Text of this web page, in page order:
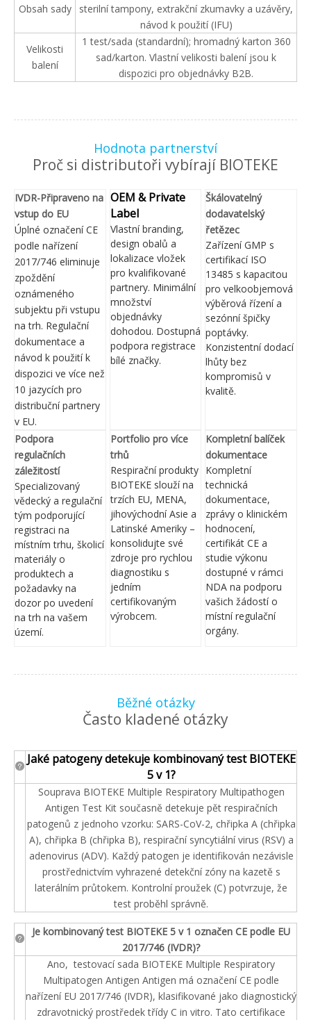
Obsah sady
sterilní tampony, extrakční zkumavky a uzávěry,
návod k použití (IFU)
Velikosti
balení
1 test/sada (standardní); hromadný karton 360
sad/karton. Vlastní velikosti balení jsou k
dispozici pro objednávky B2B.
Hodnota partnerství
Proč si distributoři vybírají BIOTEKE
IVDR-Připraveno na
vstup do EU
Úplné označení CE
podle nařízení
2017/746 eliminuje
zpoždění
oznámeného
subjektu při vstupu
na trh. Regulační
dokumentace a
návod k použití k
dispozici ve více než
10 jazycích pro
distribuční partnery
v EU.
OEM & Private
Label
Vlastní branding,
design obalů a
lokalizace vložek
pro kvalifikované
partnery. Minimální
množství
objednávky
dohodou. Dostupná
podpora registrace
bílé značky.
Škálovatelný
dodavatelský
řetězec
Zařízení GMP s
certifikací ISO
13485 s kapacitou
pro velkoobjemová
výběrová řízení a
sezónní špičky
poptávky.
Konzistentní dodací
lhůty bez
kompromisů v
kvalitě.
Podpora
regulačních
záležitostí
Specializovaný
vědecký a regulační
tým podporující
registraci na
místním trhu, školicí
materiály o
produktech a
požadavky na
dozor po uvedení
na trh na vašem
území.
Portfolio pro více
trhů
Respirační produkty
BIOTEKE slouží na
trzích EU, MENA,
jihovýchodní Asie a
Latinské Ameriky –
konsolidujte své
zdroje pro rychlou
diagnostiku s
jedním
certifikovaným
výrobcem.
Kompletní balíček
dokumentace
Kompletní
technická
dokumentace,
zprávy o klinickém
hodnocení,
certifikát CE a
studie výkonu
dostupné v rámci
NDA na podporu
vašich žádostí o
místní regulační
orgány.
Běžné otázky
Často kladené otázky
Jaké patogeny detekuje kombinovaný test BIOTEKE
5 v 1?
Souprava BIOTEKE Multiple Respiratory Multipathogen
Antigen Test Kit současně detekuje pět respiračních
patogenů z jednoho vzorku: SARS-CoV-2, chřipka A (chřipka
A), chřipka B (chřipka B), respirační syncytiální virus (RSV) a
adenovirus (ADV). Každý patogen je identifikován nezávisle
prostřednictvím vyhrazené detekční zóny na kazetě s
laterálním průtokem. Kontrolní proužek (C) potvrzuje, že
test proběhl správně.
Je kombinovaný test BIOTEKE 5 v 1 označen CE podle EU
2017/746 (IVDR)?
Ano, testovací sada BIOTEKE Multiple Respiratory
Multipatogen Antigen Antigen má označení CE podle
nařízení EU 2017/746 (IVDR), klasifikované jako diagnostický
zdravotnický prostředek třídy C in vitro. Tato certifikace